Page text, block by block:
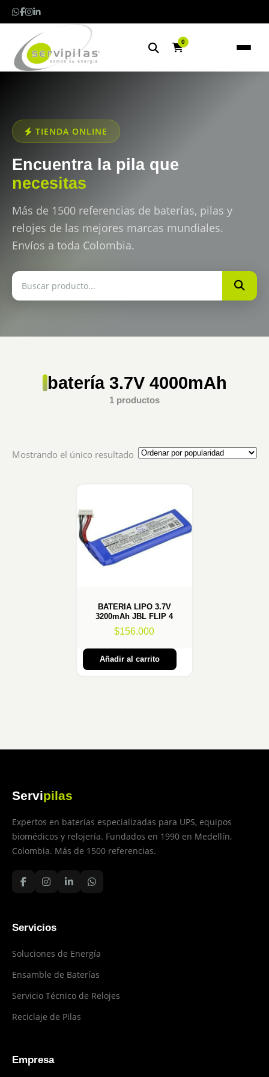
0
TIENDA ONLINE
Encuentra la pila que
necesitas
Más de 1500 referencias de baterías, pilas y
relojes de las mejores marcas mundiales.
Envíos a toda Colombia.
batería 3.7V 4000mAh
1 productos
Mostrando el único resultado
BATERIA LIPO 3.7V
3200mAh JBL FLIP 4
$156.000
Añadir al carrito
Servipilas
Expertos en baterías especializadas para UPS, equipos
biomédicos y relojería. Fundados en 1990 en Medellín,
Colombia. Más de 1500 referencias.
Servicios
Soluciones de Energía
Ensamble de Baterías
Servicio Técnico de Relojes
Reciclaje de Pilas
Empresa